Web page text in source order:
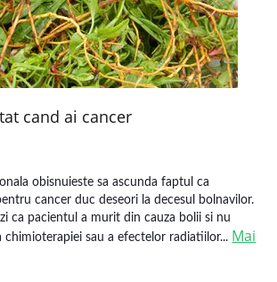
cand ai cancer
obisnuieste sa ascunda faptul ca
cancer duc deseori la decesul bolnavilor.
ca pacientul a murit din cauza bolii si nu
sau a efectelor radiatiilor... Mai